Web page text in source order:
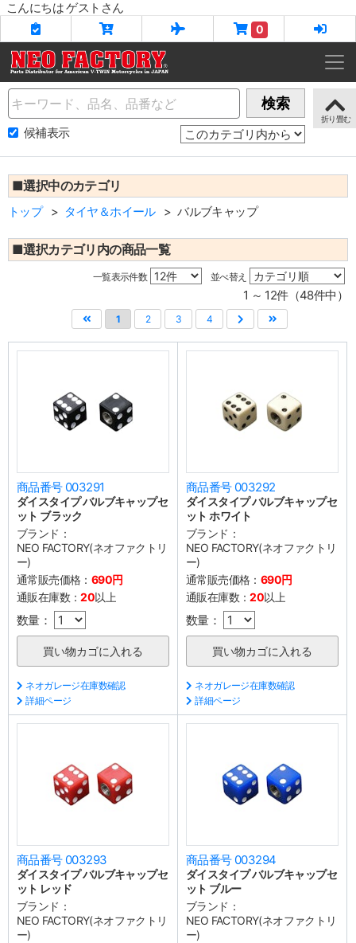
こんにちは ゲストさん
0
Name 検索
候補表示
■選択中のカテゴリ
トップ タイヤ＆ホイール バルブキャップ
■選択カテゴリ内の商品一覧
一覧表示件数 並べ替え
1 ～ 12件（48件中）
1 2 3 4
商品番号 003291
ダイスタイプ バルブキャップセ
ット ブラック
ブランド：
NEO FACTORY(ネオファクトリ
ー)
通常販売価格： 690円
通販在庫数：20以上
数量：
ネオガレージ在庫数確認
詳細ページ
商品番号 003292
ダイスタイプ バルブキャップセ
ット ホワイト
ブランド：
NEO FACTORY(ネオファクトリ
ー)
通常販売価格： 690円
通販在庫数：20以上
数量：
ネオガレージ在庫数確認
詳細ページ
商品番号 003293
ダイスタイプ バルブキャップセ
ット レッド
ブランド：
NEO FACTORY(ネオファクトリ
ー)
商品番号 003294
ダイスタイプ バルブキャップセ
ット ブルー
ブランド：
NEO FACTORY(ネオファクトリ
ー)